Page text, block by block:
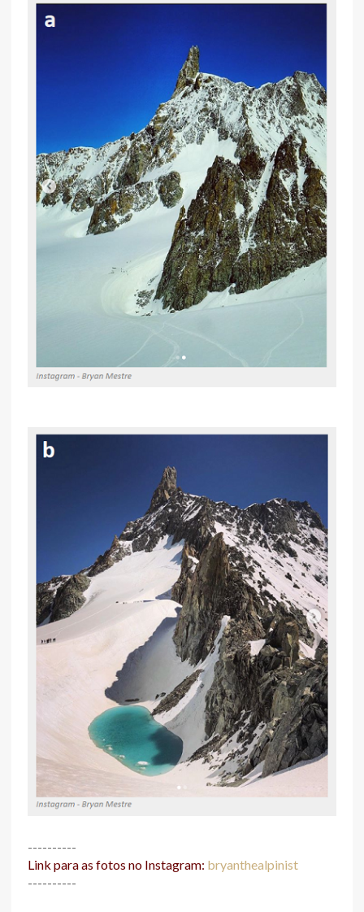
----------
Link para as fotos no Instagram: bryanthealpinist
----------